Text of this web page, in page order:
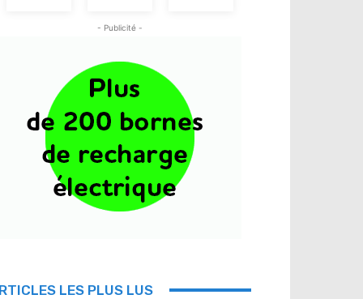
- Publicité -
LES PLUS LUS